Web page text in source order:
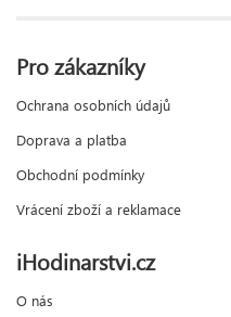
Pro zákazníky
Ochrana osobních údajů
Doprava a platba
Obchodní podmínky
Vrácení zboží a reklamace
iHodinarstvi.cz
O nás